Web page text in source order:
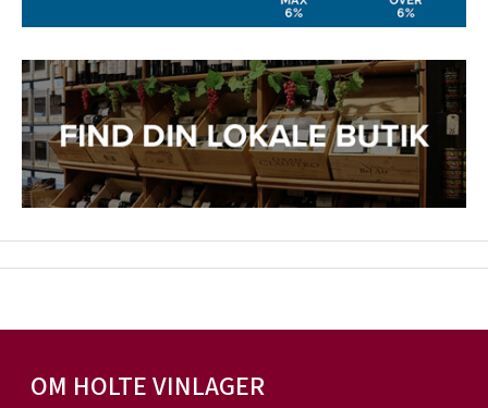
OM HOLTE VINLAGER